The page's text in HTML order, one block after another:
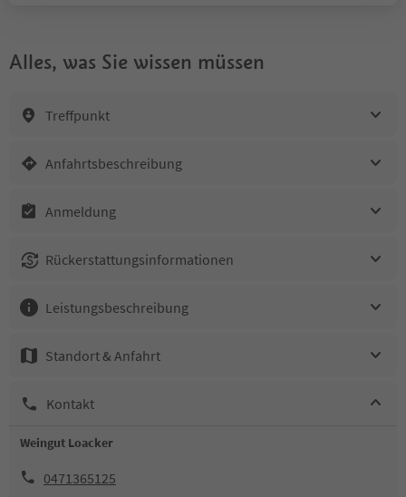
Alles, was Sie wissen müssen
Treffpunkt
Anfahrtsbeschreibung
Anmeldung
Rückerstattungsinformationen
Leistungsbeschreibung
Standort & Anfahrt
Kontakt
Weingut Loacker
0471365125